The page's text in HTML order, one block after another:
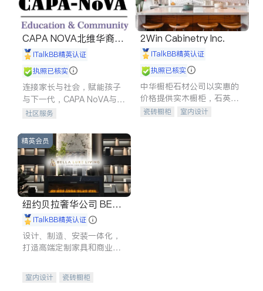
CAPA NOVA北维华裔家
长会iTalkBB精英认证
执照已核实
连接家长与社会，赋能孩子
与下一代，CAPA NoVA与您
携手建设包容、公平、充满
社区服务
2Win Cabinetry Inc.
iTalkBB精英认证
执照已核实
中华橱柜石材公司以实惠的
价格提供实木橱柜，石英石
台面，多种优质不锈钢水
瓷砖橱柜
室内设计
精英会员
纽约贝拉奢华公司 BELL
A LUXE
iTalkBB精英认证
设计、制造、安装一体化，
打造高端定制家具和商业空
室内设计
瓷砖橱柜